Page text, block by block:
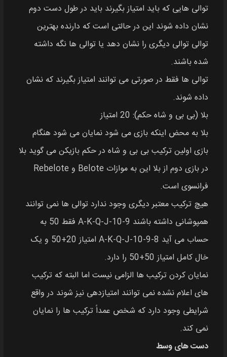
توالی‌ هایی که باید امتیاز بگیرند باید در طول دست دوم
نشان داده شوند این در حالتی است که دارنده بهترین
توالی توالی دیگری را نشان دهد یا توالی‌ ها نگه داشته
شده باشند.
توالی‌ ها فقط در صورتی می‌ توانند امتیاز بگیرند که نشان
داده شوند.
بلا (بی بی و شاه حکم): 20 امتیاز
بلا به محض اینکه بازی می‌ شود نمایان می‌ شود هنگام
بازی اولین ترکیب بی بی و شاه در حکم بازیکن می گوید بلا
در بازی دوم از بلا این به موازات Belote و Rebelote
فرانسوی است.
هیچ ترکیب معتبر دیگری وجود ندارد توالی‌ ها نمی‌ توانند
همپوشانی داشته باشند A-K-Q-J-10-9 فقط 50 به
حساب می‌ آید A-K-Q-J-10-9-8 امتیاز 20+50 و یک
خال کامل امتیاز 50+50 را دارد.
نمایان کردن ترکیب‌ ها الزامی نیست اما البته که ترکیب
های اعلام نشده نمی توانند امتیازدهی نیز شوند در واقع
شرایطی وجود دارد که شخص عمداً ترکیب‌ ها را نمایان
نمی کند.
دست‌ های وسط